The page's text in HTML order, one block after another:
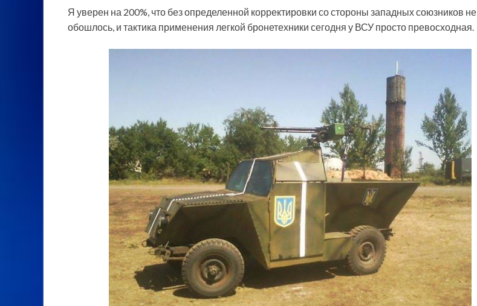
Я уверен на 200%, что без определенной корректировки со стороны западных союзников не
обошлось, и тактика применения легкой бронетехники сегодня у ВСУ просто превосходная.